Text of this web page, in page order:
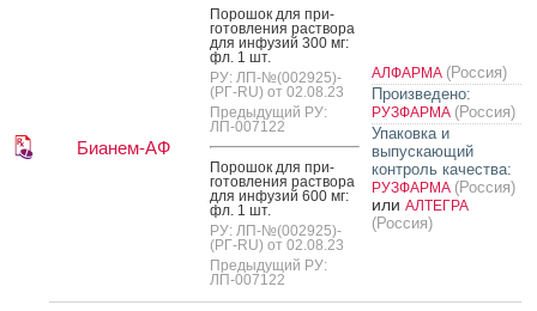
Бианем-АФ
По­рошок для при­
готов­ле­ния рас­тво­ра
для ин­фу­зий 300 мг:
фл. 1 шт.
РУ: ЛП-№(002925)-
(РГ-RU) от 02.08.23
Предыдущий РУ:
ЛП-007122
По­рошок для при­
готов­ле­ния рас­тво­ра
для ин­фу­зий 600 мг:
фл. 1 шт.
РУ: ЛП-№(002925)-
(РГ-RU) от 02.08.23
Предыдущий РУ:
ЛП-007122
АЛФАРМА (Россия)
Произведено:
РУЗФАРМА (Россия)
Упаковка и
выпускающий
контроль качества:
РУЗФАРМА (Россия)
или АЛТЕГРА
(Россия)